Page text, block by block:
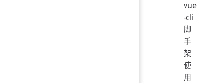
vue
-cli
脚
手
架
使
用